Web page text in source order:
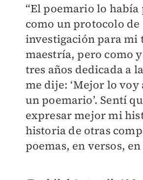
“El poemario lo había
como un protocolo de
investigación para mi
maestría, pero como
tres años dedicada a
me dije: ‘Mejor lo voy
un poemario’. Sentí
expresar mejor mi
historia de otras
poemas, en versos,